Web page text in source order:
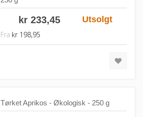
Utsolgt
kr 233,45
Fra kr 198,95
Tørket Aprikos - Økologisk - 250 g